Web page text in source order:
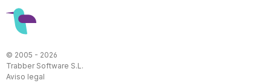
© 2005 - 2026
Trabber Software S.L.
Aviso legal